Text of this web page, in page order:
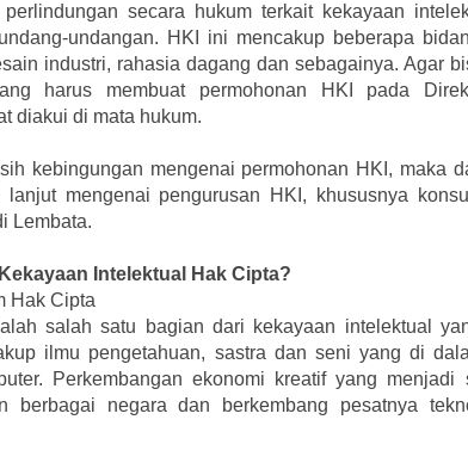
perlindungan secara hukum terkait kekayaan
undangan. HKI ini mencakup beberapa
industri, rahasia dagang dan sebagainya. Agar
harus membuat permohonan HKI pada
diakui di mata hukum.
kebingungan mengenai permohonan HKI, maka
lanjut mengenai pengurusan HKI, khususnya
Lembata.
Intelektual Hak Cipta?
Hak Cipta
salah satu bagian dari kekayaan intelektual
ilmu pengetahuan, sastra dan seni yang di
Perkembangan ekonomi kreatif yang menjadi
berbagai negara dan berkembang pesatnya